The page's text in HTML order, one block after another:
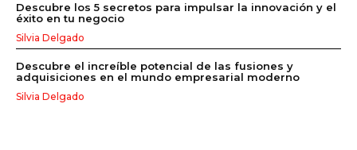
Descubre los 5 secretos para impulsar la innovación y el
éxito en tu negocio
Silvia Delgado
Descubre el increíble potencial de las fusiones y
adquisiciones en el mundo empresarial moderno
Silvia Delgado